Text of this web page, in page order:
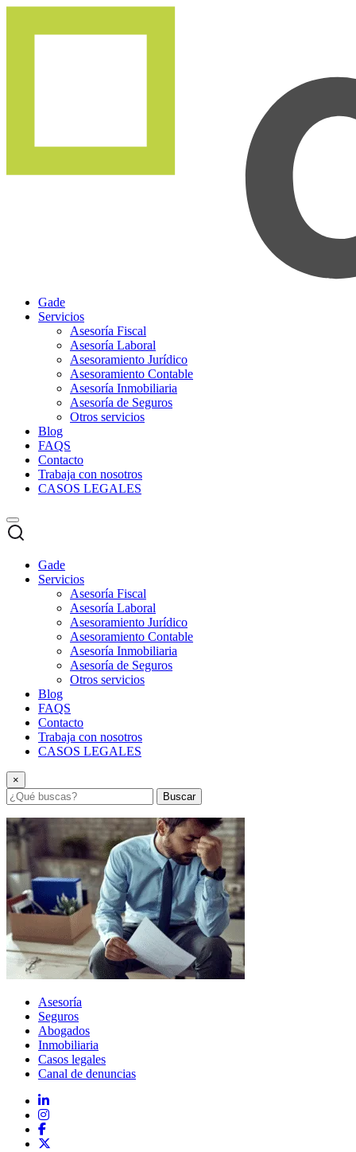
Gade
Servicios
Asesoría Fiscal
Asesoría Laboral
Asesoramiento Jurídico
Asesoramiento Contable
Asesoría Inmobiliaria
Asesoría de Seguros
Otros servicios
Blog
FAQS
Contacto
Trabaja con nosotros
CASOS LEGALES
Gade
Servicios
Asesoría Fiscal
Asesoría Laboral
Asesoramiento Jurídico
Asesoramiento Contable
Asesoría Inmobiliaria
Asesoría de Seguros
Otros servicios
Blog
FAQS
Contacto
Trabaja con nosotros
CASOS LEGALES
×
Buscar
Asesoría
Seguros
Abogados
Inmobiliaria
Casos legales
Canal de denuncias